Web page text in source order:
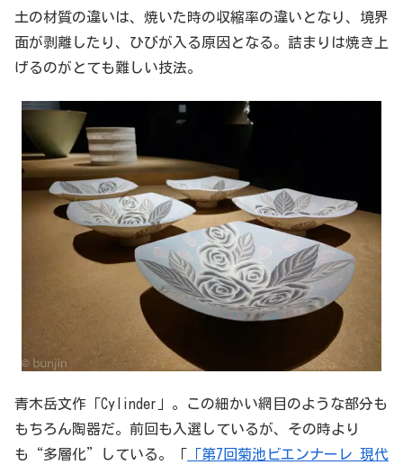
土の材質の違いは、焼いた時の収縮率の違いとなり、境界
面が剥離したり、ひびが入る原因となる。詰まりは焼き上
げるのがとても難しい技法。
青木岳文作「Cylinder」。この細かい網目のような部分も
もちろん陶器だ。前回も入選しているが、その時より
も“多層化”している。「 「第7回菊池ビエンナーレ 現代